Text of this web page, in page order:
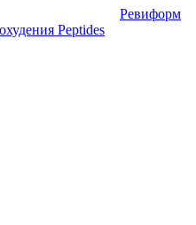
Ревиформ
Peptides